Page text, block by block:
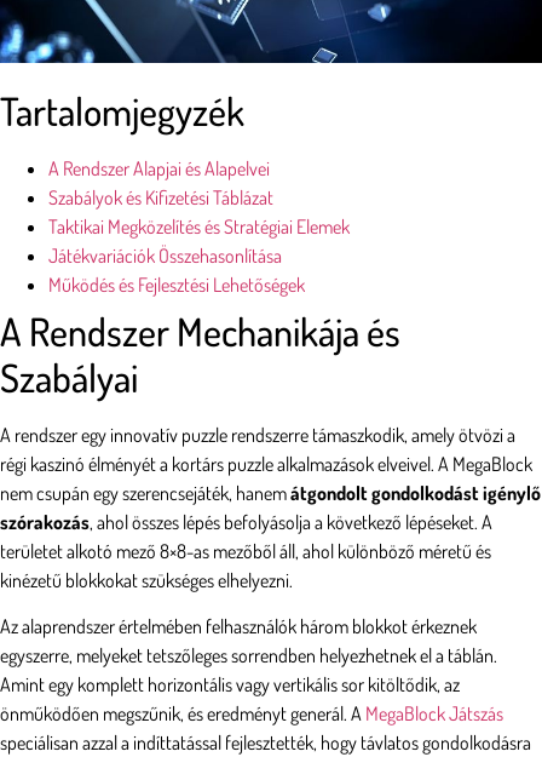
Tartalomjegyzék
A Rendszer Alapjai és Alapelvei
Szabályok és Kifizetési Táblázat
Taktikai Megközelítés és Stratégiai Elemek
Játékvariációk Összehasonlítása
Működés és Fejlesztési Lehetőségek
A Rendszer Mechanikája és
Szabályai
A rendszer egy innovatív puzzle rendszerre támaszkodik, amely ötvözi a
régi kaszinó élményét a kortárs puzzle alkalmazások elveivel. A MegaBlock
nem csupán egy szerencsejáték, hanemátgondolt gondolkodást igénylő
szórakozás, ahol összes lépés befolyásolja a következő lépéseket. A
területet alkotó mező 8×8-as mezőből áll, ahol különböző méretű és
kinézetű blokkokat szükséges elhelyezni.
Az alaprendszer értelmében felhasználók három blokkot érkeznek
egyszerre, melyeket tetszőleges sorrendben helyezhetnek el a táblán.
Amint egy komplett horizontális vagy vertikális sor kitöltődik, az
önműködően megszűnik, és eredményt generál. A MegaBlock Játszás
speciálisan azzal a indíttatással fejlesztették, hogy távlatos gondolkodásra